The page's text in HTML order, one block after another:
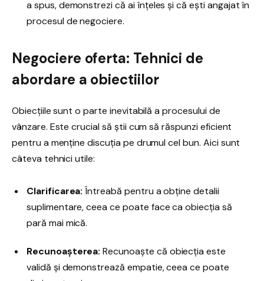
a spus, demonstrezi că ai înțeles și că ești angajat în
procesul de negociere.
Negociere oferta: Tehnici de
abordare a obiectiilor
Obiecțiile sunt o parte inevitabilă a procesului de
vânzare. Este crucial să știi cum să răspunzi eficient
pentru a menține discuția pe drumul cel bun. Aici sunt
câteva tehnici utile:
Clarificarea: Întreabă pentru a obține detalii
suplimentare, ceea ce poate face ca obiecția să
pară mai mică.
Recunoașterea: Recunoaște că obiecția este
validă și demonstrează empatie, ceea ce poate